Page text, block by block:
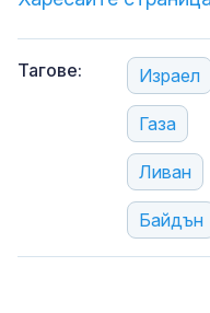
Тагове: Израел
Газа
Ливан
Байдън